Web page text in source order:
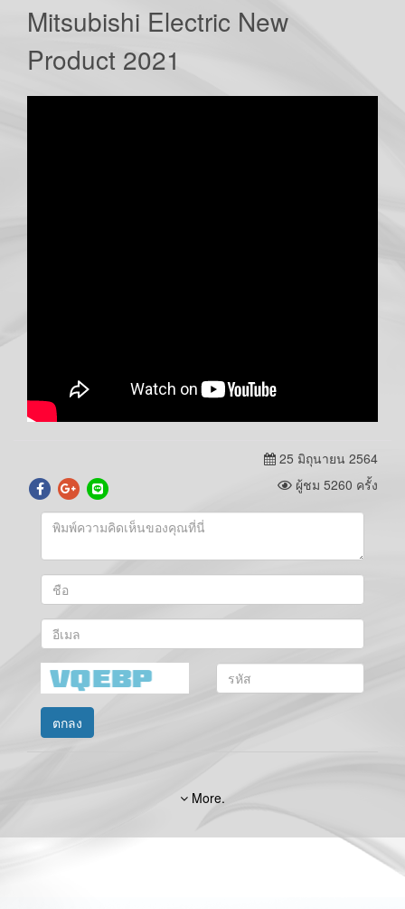
Mitsubishi Electric New
Product 2021
25 มิถุนายน 2564
ผู้ชม 5260 ครั้ง
ตกลง
More.